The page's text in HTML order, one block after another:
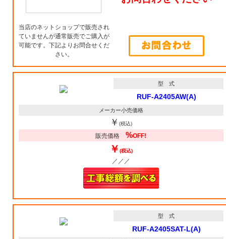
当店のネットショップで販売され
ていませんが通常販売でご購入が
可能です。下記よりお問合せくだ
さい。
型 式
RUF-A2405AW(A)
メーカー小売価格
￥ (税込)
販売価格%OFF!
￥ (税込)
／／／
型 式
RUF-A2405SAT-L(A)